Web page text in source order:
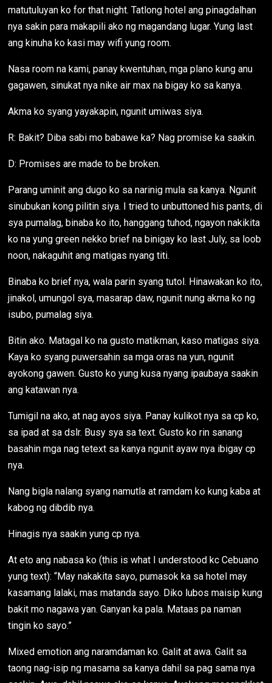
matutuluyan ko for that night. Tatlong hotel ang pinagdalhan
nya sakin para makapili ako ng magandang lugar. Yung last
ang kinuha ko kasi may wifi yung room.
Nasa room na kami, panay kwentuhan, mga plano kung anu
gagawen, sinukat nya nike air max na bigay ko sa kanya.
Akma ko syang yayakapin, ngunit umiwas siya.
R: Bakit? Diba sabi mo babawe ka? Nag promise ka saakin.
D: Promises are made to be broken.
Parang uminit ang dugo ko sa narinig mula sa kanya. Ngunit
sinubukan kong pilitin siya. I tried to unbuttoned his pants, di
sya pumalag, binaba ko ito, hanggang tuhod, ngayon nakikita
ko na yung green nekko brief na binigay ko last July, sa loob
noon, nakaguhit ang matigas nyang titi.
Binaba ko brief nya, wala parin syang tutol. Hinawakan ko ito,
jinakol, umungol sya, masarap daw, ngunit nung akma ko ng
isubo, pumalag siya.
Bitin ako. Matagal ko na gusto matikman, kaso matigas siya.
Kaya ko syang puwersahin sa mga oras na yun, ngunit
ayokong gawen. Gusto ko yung kusa nyang ipaubaya saakin
ang katawan nya.
Tumigil na ako, at nag ayos siya. Panay kulikot nya sa cp ko,
sa ipad at sa dslr. Busy sya sa text. Gusto ko rin sanang
basahin mga nag tetext sa kanya ngunit ayaw nya ibigay cp
nya.
Nang bigla nalang syang namutla at ramdam ko kung kaba at
kabog ng dibdib nya.
Hinagis nya saakin yung cp nya.
At eto ang nabasa ko (this is what I understood kc Cebuano
yung text): “May nakakita sayo, pumasok ka sa hotel may
kasamang lalaki, mas matanda sayo. Diko lubos maisip kung
bakit mo nagawa yan. Ganyan ka pala. Mataas pa naman
tingin ko sayo.”
Mixed emotion ang naramdaman ko. Galit at awa. Galit sa
taong nag-isip ng masama sa kanya dahil sa pag sama nya